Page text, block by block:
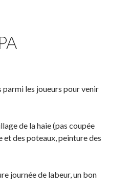
parmi les joueurs pour venir
de la haie (pas coupée
des poteaux, peinture des
journée de labeur, un bon